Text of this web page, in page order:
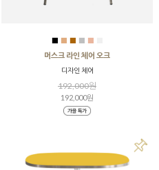
■ ■ ■ ■ ■
머스크 라인 체어 오크
디자인 체어
192,000원
192,000원